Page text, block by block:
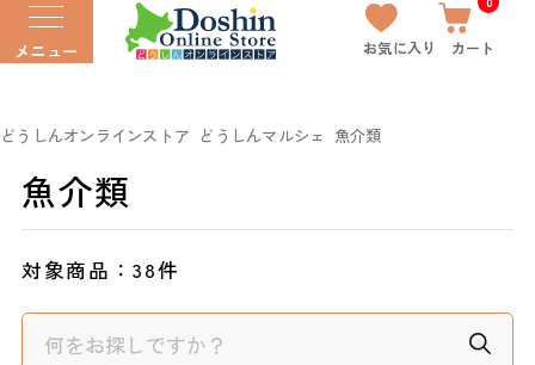
メニュー お気に入り カート
どうしんオンラインストア どうしんマルシェ 魚介類
魚介類
対象商品：38件